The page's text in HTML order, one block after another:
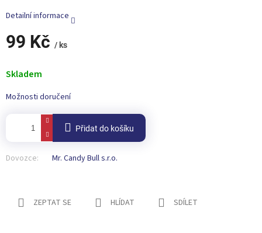
99 Kč / ks
cena:
Skladem
Možnosti doručení
Přidat do košíku
Dovozce: Mr. Candy Bull s.r.o.
Detailní informace
ZEPTAT SE HLÍDAT SDÍLET